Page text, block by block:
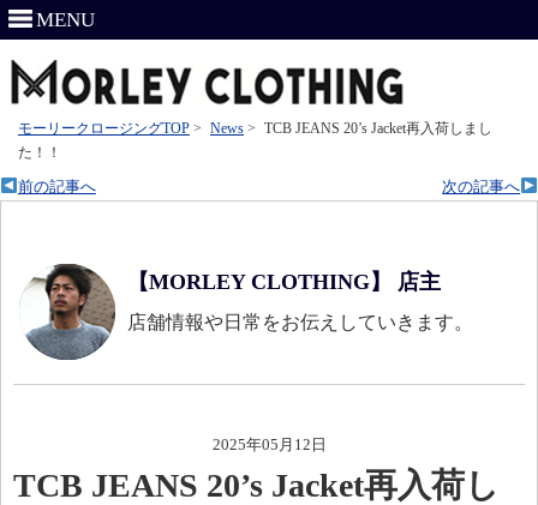
MENU
モーリークロージングTOP > News > TCB JEANS 20’s Jacket再入荷しまし
た！！
次の記事へ
前の記事へ
【MORLEY CLOTHING】 店主
店舗情報や日常をお伝えしていきます。
2025年05月12日
TCB JEANS 20’s Jacket再入荷し